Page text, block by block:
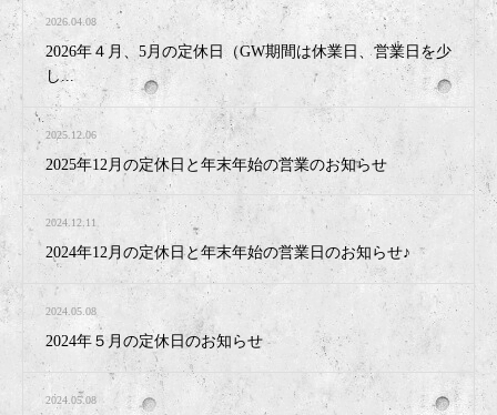
2026.04.08
2026年４月、5月の定休日（GW期間は休業日、営業日を少
し...
2025.12.06
2025年12月の定休日と年末年始の営業のお知らせ
2024.12.11
2024年12月の定休日と年末年始の営業日のお知らせ♪
2024.05.08
2024年５月の定休日のお知らせ
2024.05.08